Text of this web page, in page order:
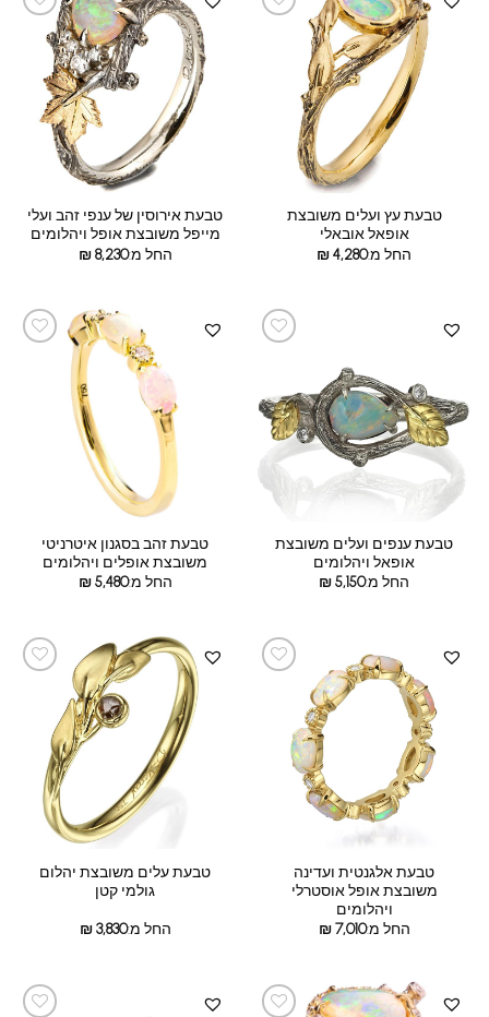
טבעת עץ ועלים משובצת
אופאל אובאלי
החל מ:
₪4,280
טבעת אירוסין של ענפי זהב ועלי
מייפל משובצת אופל ויהלומים
החל מ:
₪8,230
טבעת ענפים ועלים משובצת
אופאל ויהלומים
החל מ:
₪5,150
טבעת זהב בסגנון איטרניטי
משובצת אופלים ויהלומים
החל מ:
₪5,480
טבעת אלגנטית ועדינה
משובצת אופל אוסטרלי
ויהלומים
החל מ:
₪7,010
טבעת עלים משובצת יהלום
גולמי קטן
החל מ: ₪3,830